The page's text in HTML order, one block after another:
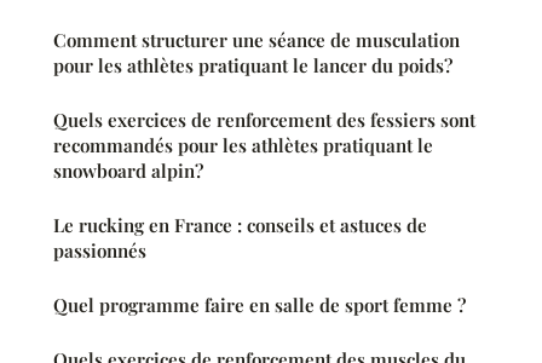
Comment structurer une séance de musculation
pour les athlètes pratiquant le lancer du poids?
Quels exercices de renforcement des fessiers sont
recommandés pour les athlètes pratiquant le
snowboard alpin?
Le rucking en France : conseils et astuces de
passionnés
Quel programme faire en salle de sport femme ?